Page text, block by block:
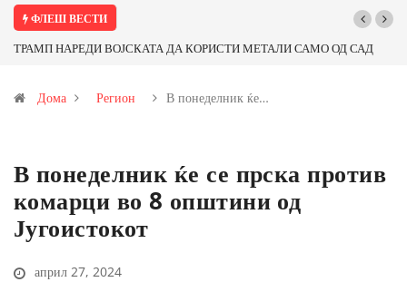
ФЛЕШ ВЕСТИ
ТРАМП НАРЕДИ ВОЈСКАТА ДА КОРИСТИ МЕТАЛИ САМО ОД САД
Иловица и со антимонот?
Дома Регион В понеделник ќе…
В понеделник ќе се прска против
комарци во 8 општини од
Југоистокот
април 27, 2024